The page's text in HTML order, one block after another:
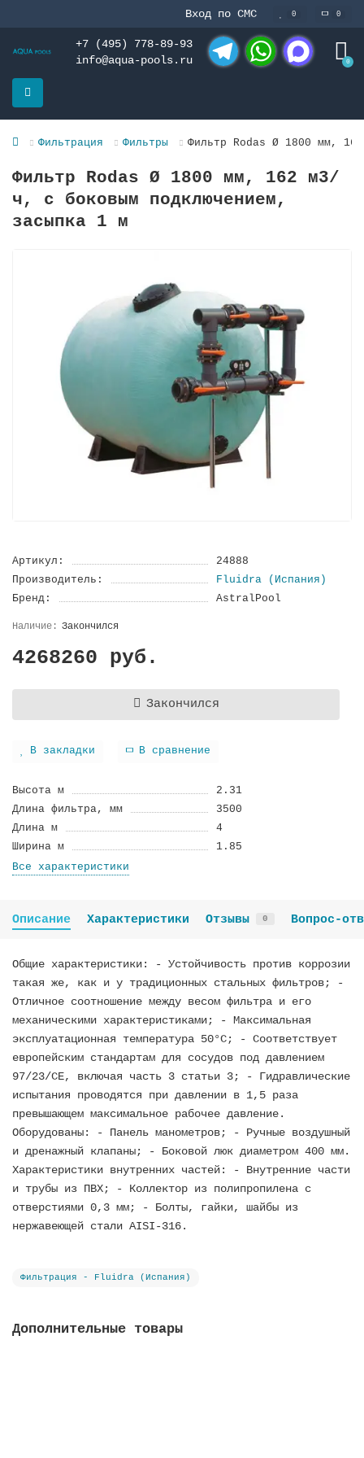
Вход по СМС 0 0
+7 (495) 778-89-93
info@aqua-pools.ru
0
Фильтрация Фильтры Фильтр Rodas Ø 1800 мм,
Фильтр Rodas Ø 1800 мм, 162 м3/
ч, с боковым подключением,
засыпка 1 м
Артикул:
24888
Производитель:
Fluidra (Испания)
Бренд:
AstralPool
Закончился
4268260 руб.
Закончился
В закладки В сравнение
Высота м
2.31
Длина фильтра, мм
3500
Длина м
4
Ширина м
1.85
Все характеристики
Описание Характеристики Отзывы 0 Вопрос-
Общие характеристики: - Устойчивость против коррозии
такая же, как и у традиционных стальных фильтров; -
Отличное соотношение между весом фильтра и его
механическими характеристиками; - Максимальная
эксплуатационная температура 50°C; - Соответствует
европейским стандартам для сосудов под давлением
97/23/CE, включая часть 3 статьи 3; - Гидравлические
испытания проводятся при давлении в 1,5 раза
превышающем максимальное рабочее давление.
Оборудованы: - Панель манометров; - Ручные воздушный
и дренажный клапаны; - Боковой люк диаметром 400 мм.
Характеристики внутренних частей: - Внутренние части
и трубы из ПВХ; - Коллектор из полипропилена с
отверстиями 0,3 мм; - Болты, гайки, шайбы из
нержавеющей стали AISI-316.
Фильтрация - Fluidra (Испания)
Дополнительные товары